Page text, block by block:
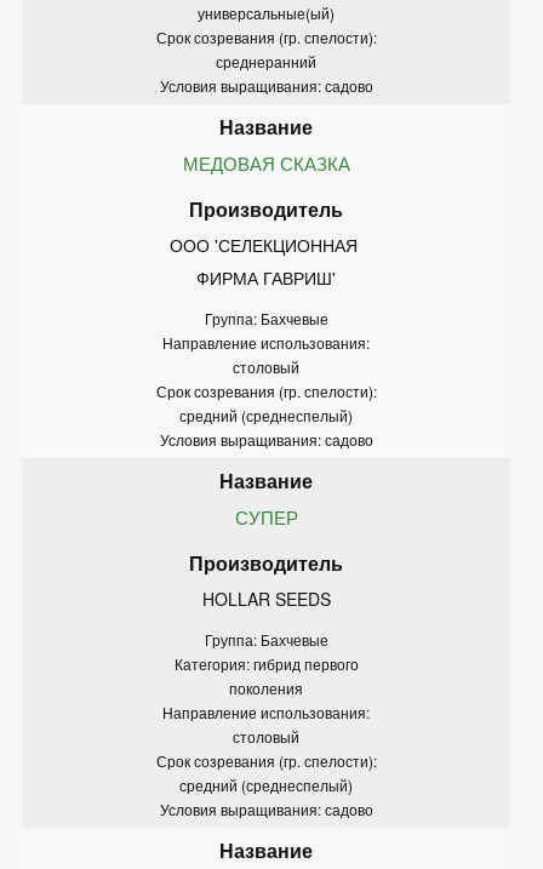
универсальные(ый)
Срок созревания (гр. спелости):
среднеранний
Условия выращивания: садово
МЕДОВАЯ СКАЗКА
ООО 'СЕЛЕКЦИОННАЯ
ФИРМА ГАВРИШ'
Группа: Бахчевые
Направление использования:
столовый
Срок созревания (гр. спелости):
средний (среднеспелый)
Условия выращивания: садово
СУПЕР
HOLLAR SEEDS
Группа: Бахчевые
Категория: гибрид первого
поколения
Направление использования:
столовый
Срок созревания (гр. спелости):
средний (среднеспелый)
Условия выращивания: садово